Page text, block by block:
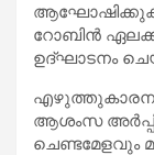
റോബിൻ
ഉദ്ഘാടനം
എഴുത്തുകാരനും
ആശംസ
ചെണ്ടമേളവും